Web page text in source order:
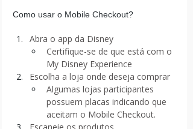
Como usar o Mobile Checkout?
Abra o app da Disney
Certifique-se de que está com o
My Disney Experience
Escolha a loja onde deseja comprar
Algumas lojas participantes
possuem placas indicando que
aceitam o Mobile Checkout.
Escaneie os produtos